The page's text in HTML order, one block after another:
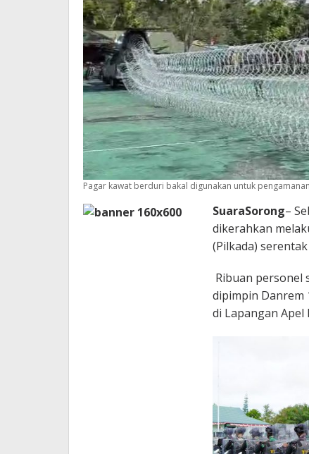
Pagar kawat berduri bakal digunakan untuk
SuaraSorong–
dikerahkan
(Pilkada)
Ribuan personel
dipimpin Danrem
di Lapangan Apel